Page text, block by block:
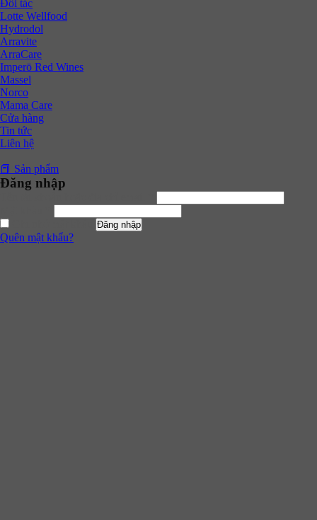
Đối tác
Lotte Wellfood
Hydrodol
Arravite
ArraCare
Imperō Red Wines
Massel
Norco
Mama Care
Cửa hàng
Tin tức
Liên hệ
📕 Sản phẩm
Đăng nhập
Đăng nhập
Quên mật khẩu?